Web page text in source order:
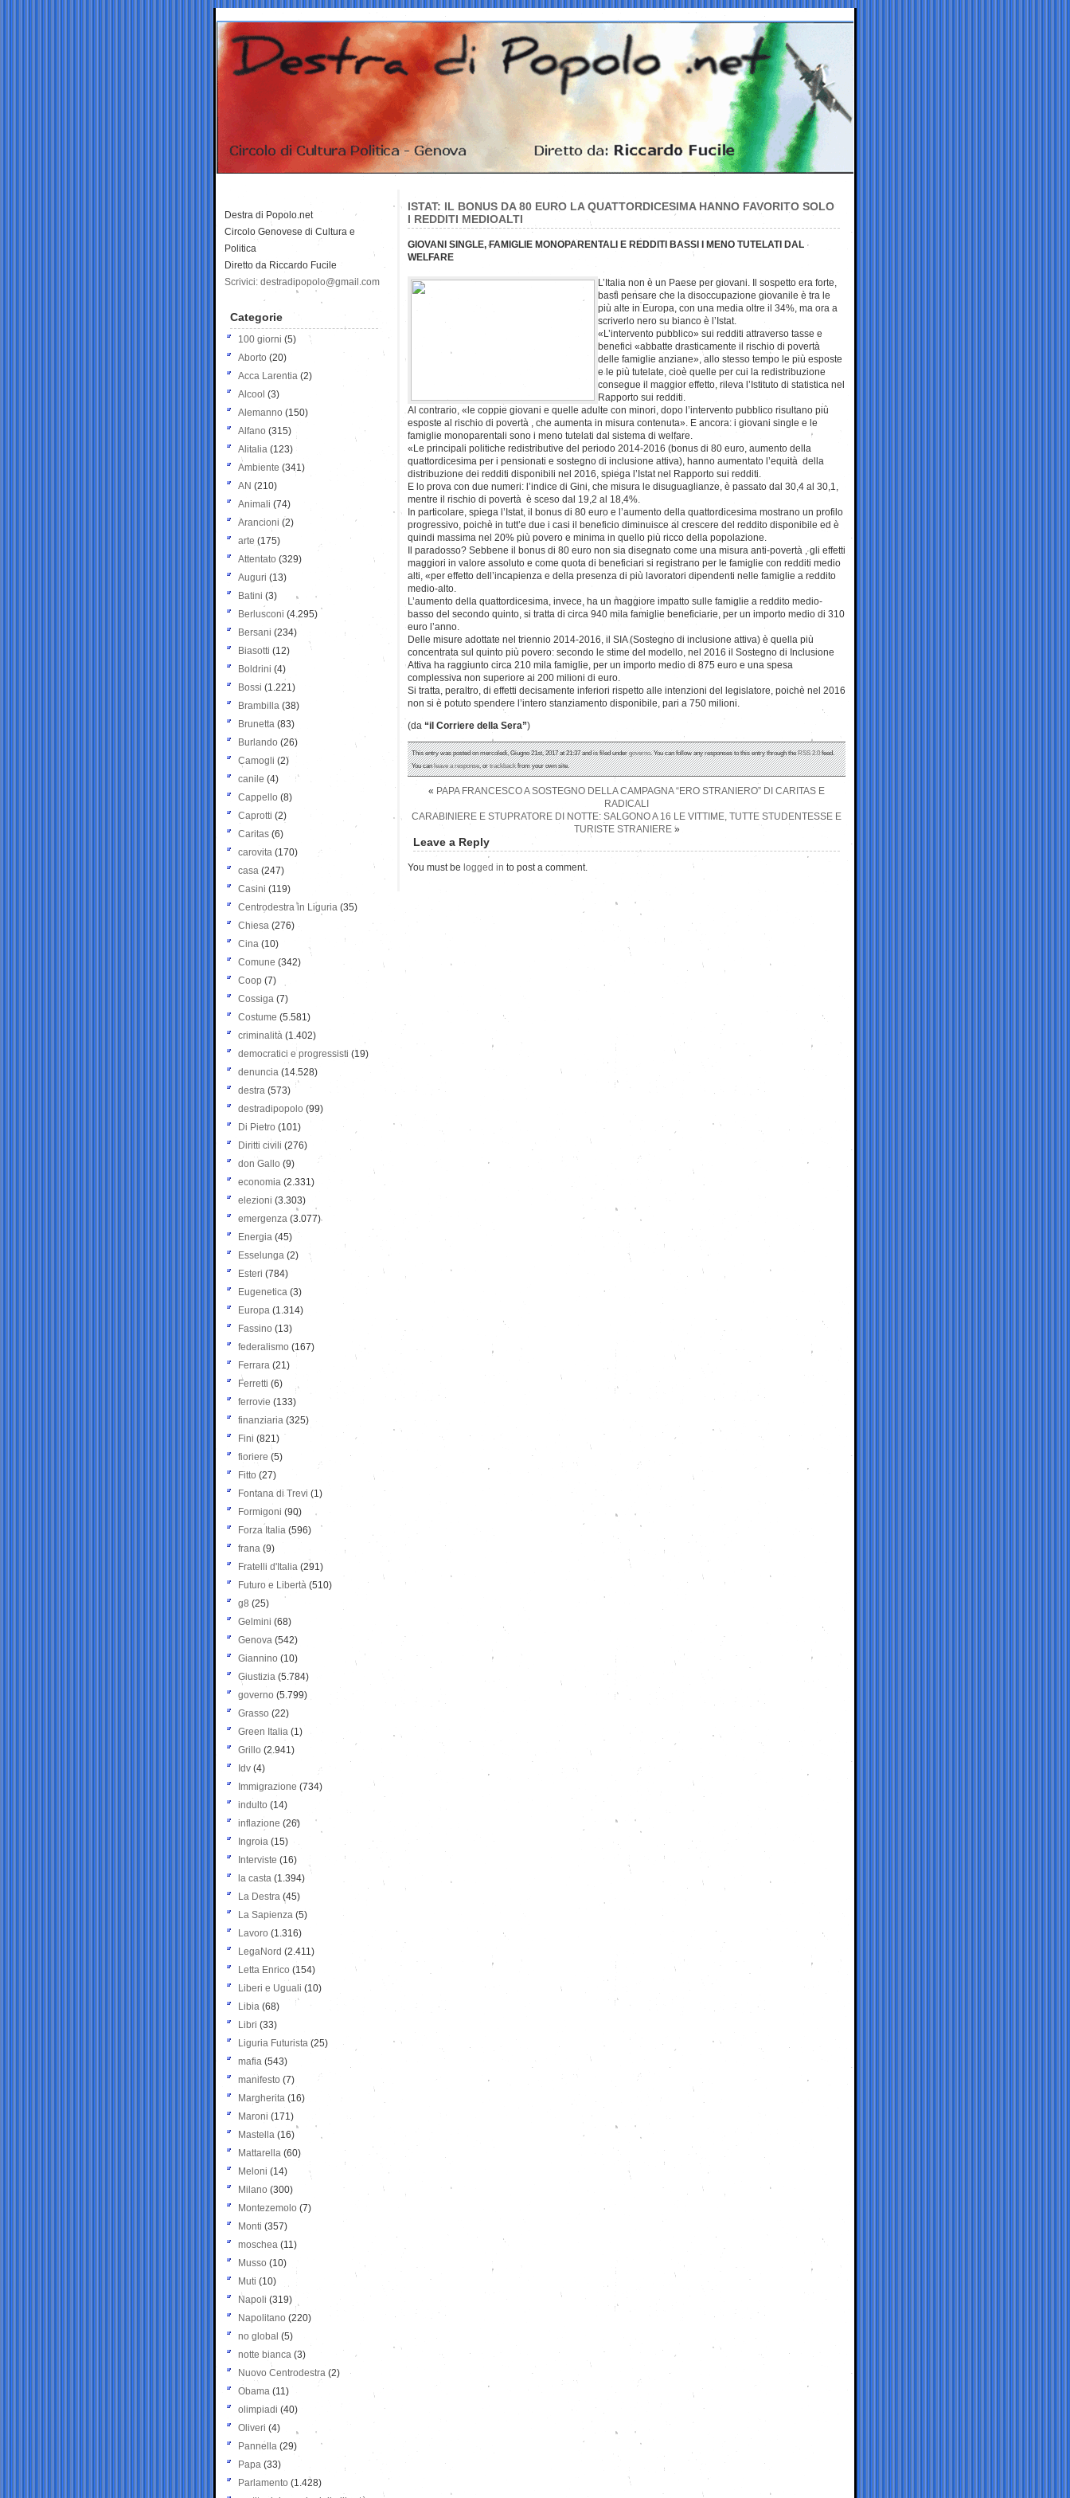
ISTAT: IL BONUS DA 80 EURO LA QUATTORDICESIMA HANNO FAVORITO SOLO
I REDDITI MEDIOALTI
GIOVANI SINGLE, FAMIGLIE MONOPARENTALI E REDDITI BASSI I MENO TUTELATI DAL
WELFARE
L’Italia non è un Paese per giovani. Il sospetto era forte,
basti pensare che la disoccupazione giovanile è tra le
più alte in Europa, con una media oltre il 34%, ma ora a
scriverlo nero su bianco è l’Istat.
«L’intervento pubblico» sui redditi attraverso tasse e
benefici «abbatte drasticamente il rischio di povertà
delle famiglie anziane», allo stesso tempo le più esposte
e le più tutelate, cioè quelle per cui la redistribuzione
consegue il maggior effetto, rileva l’Istituto di statistica nel
Rapporto sui redditi.
Al contrario, «le coppie giovani e quelle adulte con minori, dopo l’intervento pubblico risultano più
esposte al rischio di povertà , che aumenta in misura contenuta». E ancora: i giovani single e le
famiglie monoparentali sono i meno tutelati dal sistema di welfare.
«Le principali politiche redistributive del periodo 2014-2016 (bonus di 80 euro, aumento della
quattordicesima per i pensionati e sostegno di inclusione attiva), hanno aumentato l’equità della
distribuzione dei redditi disponibili nel 2016, spiega l’Istat nel Rapporto sui redditi.
E lo prova con due numeri: l’indice di Gini, che misura le disuguaglianze, è passato dal 30,4 al 30,1,
mentre il rischio di povertà è sceso dal 19,2 al 18,4%.
In particolare, spiega l’Istat, il bonus di 80 euro e l’aumento della quattordicesima mostrano un profilo
progressivo, poichè in tutt’e due i casi il beneficio diminuisce al crescere del reddito disponibile ed è
quindi massima nel 20% più povero e minima in quello più ricco della popolazione.
Il paradosso? Sebbene il bonus di 80 euro non sia disegnato come una misura anti-povertà , gli effetti
maggiori in valore assoluto e come quota di beneficiari si registrano per le famiglie con redditi medio
alti, «per effetto dell’incapienza e della presenza di più lavoratori dipendenti nelle famiglie a reddito
medio-alto.
L’aumento della quattordicesima, invece, ha un maggiore impatto sulle famiglie a reddito medio-
basso del secondo quinto, si tratta di circa 940 mila famiglie beneficiarie, per un importo medio di 310
euro l’anno.
Delle misure adottate nel triennio 2014-2016, il SIA (Sostegno di inclusione attiva) è quella più
concentrata sul quinto più povero: secondo le stime del modello, nel 2016 il Sostegno di Inclusione
Attiva ha raggiunto circa 210 mila famiglie, per un importo medio di 875 euro e una spesa
complessiva non superiore ai 200 milioni di euro.
Si tratta, peraltro, di effetti decisamente inferiori rispetto alle intenzioni del legislatore, poichè nel 2016
non si è potuto spendere l’intero stanziamento disponibile, pari a 750 milioni.
(da “il Corriere della Sera”)
This entry was posted on mercoledì, Giugno 21st, 2017 at 21:37 and is filed undergoverno. You can follow any responses to this entry through theRSS 2.0feed.
You canleave a response, ortrackbackfrom your own site.
« PAPA FRANCESCO A SOSTEGNO DELLA CAMPAGNA “ERO STRANIERO” DI CARITAS E
RADICALI
CARABINIERE E STUPRATORE DI NOTTE: SALGONO A 16 LE VITTIME, TUTTE STUDENTESSE E
TURISTE STRANIERE»
Leave a Reply
You must be logged in to post a comment.
Destra di Popolo.net
Circolo Genovese di Cultura e
Politica
Diretto da Riccardo Fucile
Scrivici: destradipopolo@gmail.com
Categorie
100 giorni (5)
Aborto (20)
Acca Larentia (2)
Alcool (3)
Alemanno (150)
Alfano (315)
Alitalia (123)
Ambiente (341)
AN (210)
Animali (74)
Arancioni (2)
arte (175)
Attentato (329)
Auguri (13)
Batini (3)
Berlusconi (4.295)
Bersani (234)
Biasotti (12)
Boldrini (4)
Bossi (1.221)
Brambilla (38)
Brunetta (83)
Burlando (26)
Camogli (2)
canile (4)
Cappello (8)
Caprotti (2)
Caritas (6)
carovita (170)
casa (247)
Casini (119)
Centrodestra in Liguria (35)
Chiesa (276)
Cina (10)
Comune (342)
Coop (7)
Cossiga (7)
Costume (5.581)
criminalità (1.402)
democratici e progressisti (19)
denuncia (14.528)
destra (573)
destradipopolo (99)
Di Pietro (101)
Diritti civili (276)
don Gallo (9)
economia (2.331)
elezioni (3.303)
emergenza (3.077)
Energia (45)
Esselunga (2)
Esteri (784)
Eugenetica (3)
Europa (1.314)
Fassino (13)
federalismo (167)
Ferrara (21)
Ferretti (6)
ferrovie (133)
finanziaria (325)
Fini (821)
fioriere (5)
Fitto (27)
Fontana di Trevi (1)
Formigoni (90)
Forza Italia (596)
frana (9)
Fratelli d'Italia (291)
Futuro e Libertà (510)
g8 (25)
Gelmini (68)
Genova (542)
Giannino (10)
Giustizia (5.784)
governo (5.799)
Grasso (22)
Green Italia (1)
Grillo (2.941)
Idv (4)
Immigrazione (734)
indulto (14)
inflazione (26)
Ingroia (15)
Interviste (16)
la casta (1.394)
La Destra (45)
La Sapienza (5)
Lavoro (1.316)
LegaNord (2.411)
Letta Enrico (154)
Liberi e Uguali (10)
Libia (68)
Libri (33)
Liguria Futurista (25)
mafia (543)
manifesto (7)
Margherita (16)
Maroni (171)
Mastella (16)
Mattarella (60)
Meloni (14)
Milano (300)
Montezemolo (7)
Monti (357)
moschea (11)
Musso (10)
Muti (10)
Napoli (319)
Napolitano (220)
no global (5)
notte bianca (3)
Nuovo Centrodestra (2)
Obama (11)
olimpiadi (40)
Oliveri (4)
Pannella (29)
Papa (33)
Parlamento (1.428)